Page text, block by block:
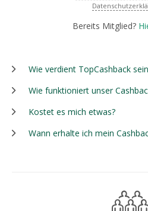
Bereits Mitglied?
Wie verdient TopCashback
Wie funktioniert unser
Kostet es mich etwas?
Wann erhalte ich mein